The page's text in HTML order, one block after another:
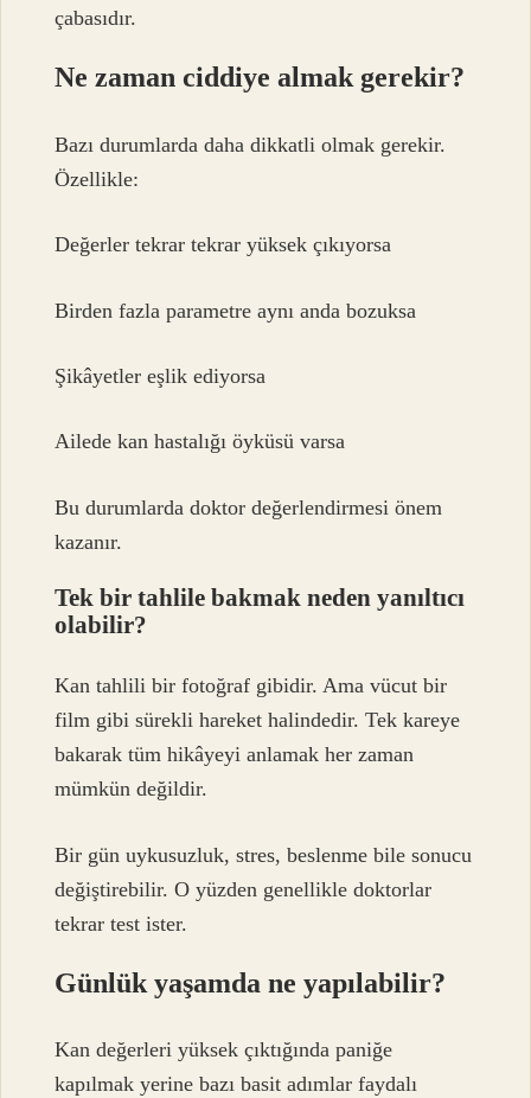
çabasıdır.
Ne zaman ciddiye almak gerekir?
Bazı durumlarda daha dikkatli olmak gerekir.
Özellikle:
Değerler tekrar tekrar yüksek çıkıyorsa
Birden fazla parametre aynı anda bozuksa
Şikâyetler eşlik ediyorsa
Ailede kan hastalığı öyküsü varsa
Bu durumlarda doktor değerlendirmesi önem
kazanır.
Tek bir tahlile bakmak neden yanıltıcı
olabilir?
Kan tahlili bir fotoğraf gibidir. Ama vücut bir
film gibi sürekli hareket halindedir. Tek kareye
bakarak tüm hikâyeyi anlamak her zaman
mümkün değildir.
Bir gün uykusuzluk, stres, beslenme bile sonucu
değiştirebilir. O yüzden genellikle doktorlar
tekrar test ister.
Günlük yaşamda ne yapılabilir?
Kan değerleri yüksek çıktığında paniğe
kapılmak yerine bazı basit adımlar faydalı